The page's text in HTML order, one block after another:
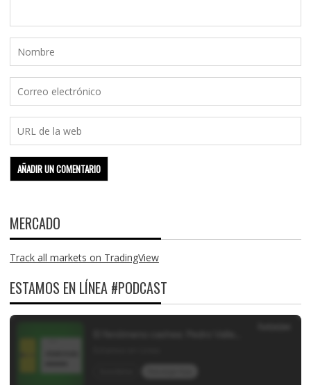
MERCADO
Track all markets on TradingView
ESTAMOS EN LÍNEA #PODCAST